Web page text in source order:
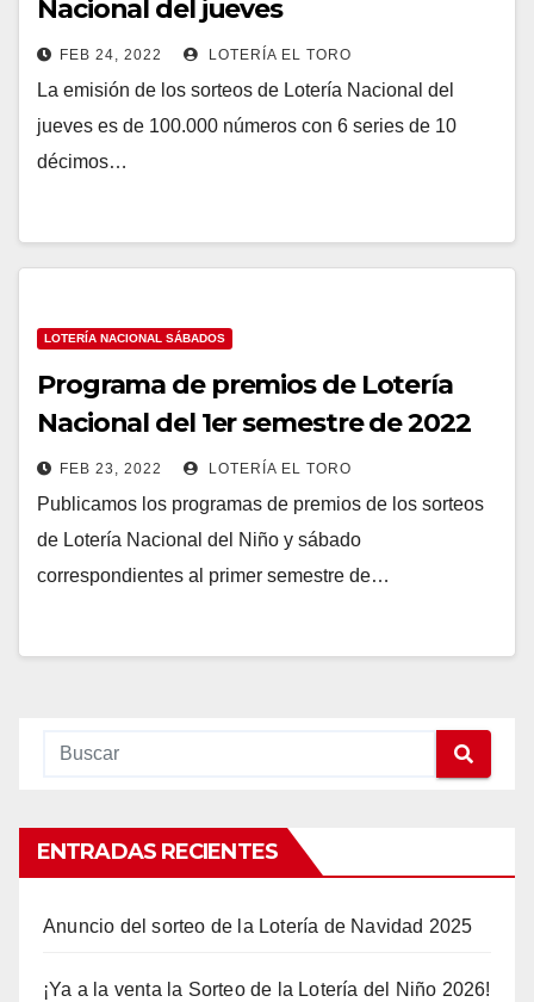
Nacional del jueves
FEB 24, 2022 LOTERÍA EL TORO
La emisión de los sorteos de Lotería Nacional del
jueves es de 100.000 números con 6 series de 10
décimos…
LOTERÍA NACIONAL SÁBADOS
Programa de premios de Lotería
Nacional del 1er semestre de 2022
FEB 23, 2022 LOTERÍA EL TORO
Publicamos los programas de premios de los sorteos
de Lotería Nacional del Niño y sábado
correspondientes al primer semestre de…
ENTRADAS RECIENTES
Anuncio del sorteo de la Lotería de Navidad 2025
¡Ya a la venta la Sorteo de la Lotería del Niño 2026!